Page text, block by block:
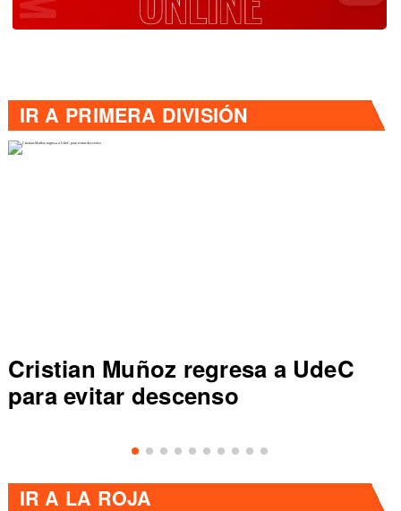
IR A PRIMERA DIVISIÓN
Colo Colo rompe récord en Liga
de Primera al vencer a Everton
IR A LA ROJA